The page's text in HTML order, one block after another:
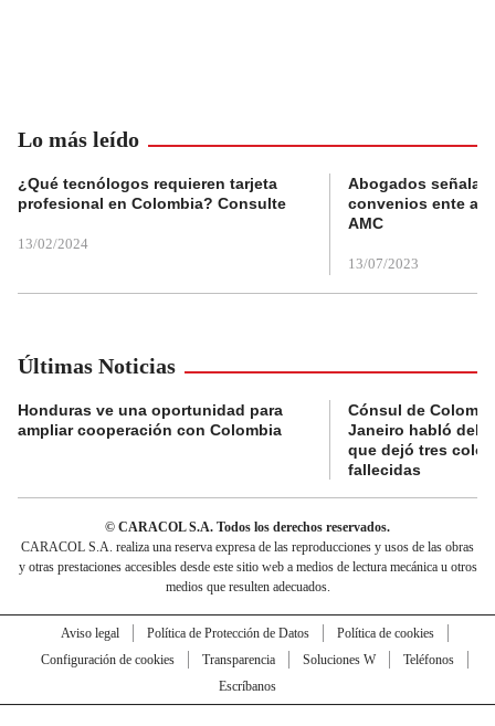
Lo más leído
¿Qué tecnólogos requieren tarjeta
profesional en Colombia? Consulte
13/02/2024
Abogados
convenios ente
AMC
13/07/2023
Últimas Noticias
Honduras ve una oportunidad para
ampliar cooperación con Colombia
Cónsul de
Janeiro habló del
que dejó tres
fallecidas
© CARACOL S.A. Todos los derechos reservados.
CARACOL S.A. realiza una reserva expresa de las reproducciones y usos de las obras
y otras prestaciones accesibles desde este sitio web a medios de lectura mecánica u otros
medios que resulten adecuados.
Aviso legal Política de Protección de Datos
Política de cookies
Configuración de cookies
Transparencia Soluciones W
Teléfonos
Escríbanos